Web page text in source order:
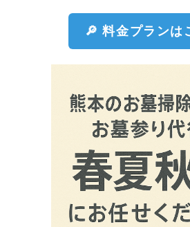
お盆のお墓掃除予約受付中
🔎 料金プランは